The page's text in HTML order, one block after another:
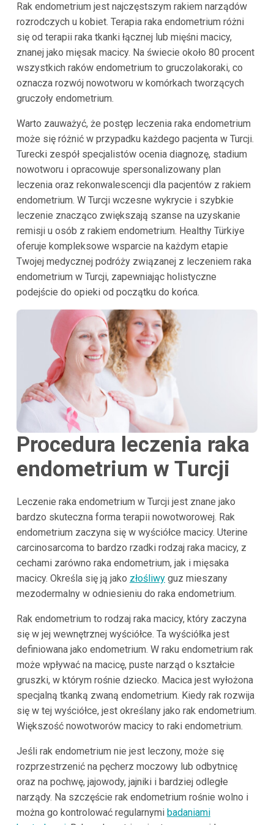
Rak endometrium jest najczęstszym rakiem narządów
rozrodczych u kobiet. Terapia raka endometrium różni
się od terapii raka tkanki łącznej lub mięśni macicy,
znanej jako mięsak macicy. Na świecie około 80 procent
wszystkich raków endometrium to gruczolakoraki, co
oznacza rozwój nowotworu w komórkach tworzących
gruczoły endometrium.
Warto zauważyć, że postęp leczenia raka endometrium
może się różnić w przypadku każdego pacjenta w Turcji.
Turecki zespół specjalistów ocenia diagnozę, stadium
nowotworu i opracowuje spersonalizowany plan
leczenia oraz rekonwalescencji dla pacjentów z rakiem
endometrium. W Turcji wczesne wykrycie i szybkie
leczenie znacząco zwiększają szanse na uzyskanie
remisji u osób z rakiem endometrium. Healthy Türkiye
oferuje kompleksowe wsparcie na każdym etapie
Twojej medycznej podróży związanej z leczeniem raka
endometrium w Turcji, zapewniając holistyczne
podejście do opieki od początku do końca.
Procedura leczenia raka
endometrium w Turcji
Leczenie raka endometrium w Turcji jest znane jako
bardzo skuteczna forma terapii nowotworowej. Rak
endometrium zaczyna się w wyściółce macicy. Uterine
carcinosarcoma to bardzo rzadki rodzaj raka macicy, z
cechami zarówno raka endometrium, jak i mięsaka
macicy. Określa się ją jako złośliwyguz mieszany
mezodermalny w odniesieniu do raka endometrium.
Rak endometrium to rodzaj raka macicy, który zaczyna
się w jej wewnętrznej wyściółce. Ta wyściółka jest
definiowana jako endometrium. W raku endometrium rak
może wpływać na macicę, puste narząd o kształcie
gruszki, w którym rośnie dziecko. Macica jest wyłożona
specjalną tkanką zwaną endometrium. Kiedy rak rozwija
się w tej wyściółce, jest określany jako rak endometrium.
Większość nowotworów macicy to raki endometrium.
Jeśli rak endometrium nie jest leczony, może się
rozprzestrzenić na pęcherz moczowy lub odbytnicę
oraz na pochwę, jajowody, jajniki i bardziej odległe
narządy. Na szczęście rak endometrium rośnie wolno i
można go kontrolować regularnymi badaniami